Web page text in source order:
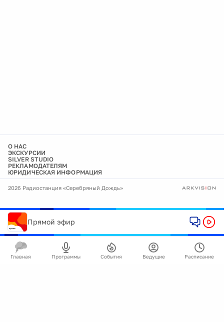
О НАС
ЭКСКУРСИИ
SILVER STUDIO
РЕКЛАМОДАТЕЛЯМ
ЮРИДИЧЕСКАЯ ИНФОРМАЦИЯ
2026 Радиостанция «Серебряный Дождь»
Прямой эфир
Главная Программы События Ведущие Расписание